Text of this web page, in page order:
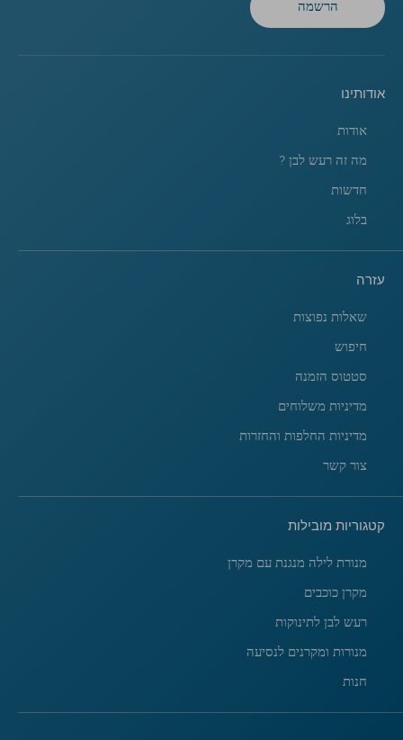
הרשמה
אודותינו
אודות
מה זה רעש לבן ?
חדשות
בלוג
עזרה
שאלות נפוצות
חיפוש
סטטוס הזמנה
מדיניות משלוחים
מדיניות החלפות והחזרות
צור קשר
קטגוריות מובילות
מנורת לילה מנגנת עם מקרן
מקרן כוכבים
רעש לבן לתינוקות
מנורות ומקרנים לנסיעה
חנות